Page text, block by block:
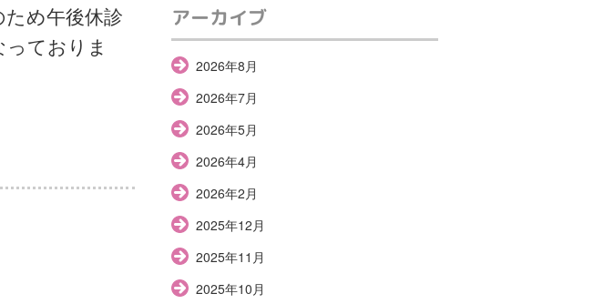
ため午後休診
ておりま
アーカイブ
2026年8月
2026年7月
2026年5月
2026年4月
2026年2月
2025年12月
2025年11月
2025年10月